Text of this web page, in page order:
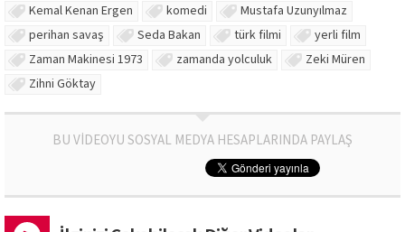
Kemal Kenan Ergen
komedi
Mustafa Uzunyılmaz
perihan savaş
Seda Bakan türk filmi
yerli film
Zaman Makinesi 1973
zamanda yolculuk
Zeki Müren
Zihni Göktay
BU VİDEOYU SOSYAL MEDYA HESAPLARINDA PAYLAŞ